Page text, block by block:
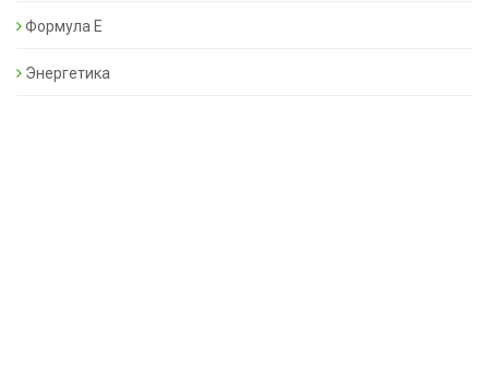
Формула Е
Энергетика